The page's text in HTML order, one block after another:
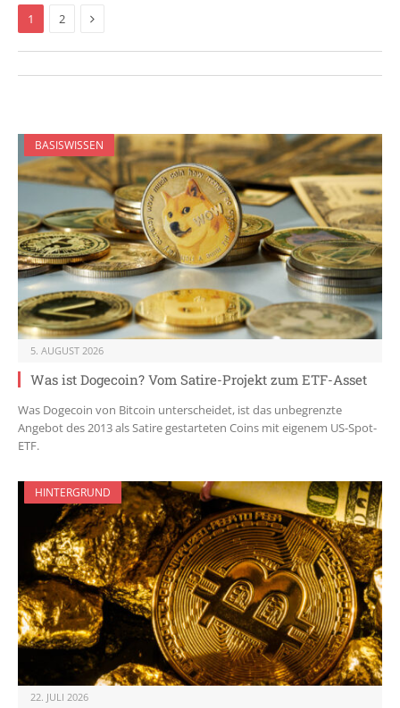
1 2 Next
BASISWISSEN
5. AUGUST 2026
Was ist Dogecoin? Vom Satire-Projekt zum ETF-Asset
Was Dogecoin von Bitcoin unterscheidet, ist das unbegrenzte
Angebot des 2013 als Satire gestarteten Coins mit eigenem US-Spot-
ETF.
HINTERGRUND
22. JULI 2026